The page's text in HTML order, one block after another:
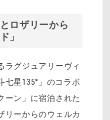
ロザリーから
」
ラグジュアリーヴィ
七星 135°」のコラボ
ーン」に宿泊された
リーからのウェルカ